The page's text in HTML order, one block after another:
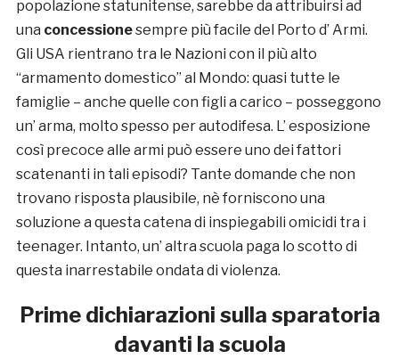
popolazione statunitense, sarebbe da attribuirsi ad
una concessionesempre più facile del Porto d’ Armi.
Gli USA rientrano tra le Nazioni con il più alto
“armamento domestico” al Mondo: quasi tutte le
famiglie – anche quelle con figli a carico – posseggono
un’ arma, molto spesso per autodifesa. L’ esposizione
così precoce alle armi può essere uno dei fattori
scatenanti in tali episodi? Tante domande che non
trovano risposta plausibile, nè forniscono una
soluzione a questa catena di inspiegabili omicidi tra i
teenager. Intanto, un’ altra scuola paga lo scotto di
questa inarrestabile ondata di violenza.
Prime dichiarazioni sulla sparatoria
davanti la scuola